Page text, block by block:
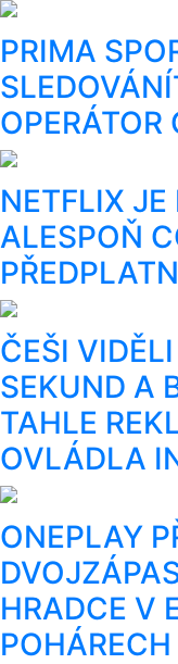
PRIMA
NETFLIX JE
ALESPOŇ
ČEŠI
SEKUND A
TAHLE
OVLÁDLA
ONEPLAY
HRADCE V
POHÁRECH